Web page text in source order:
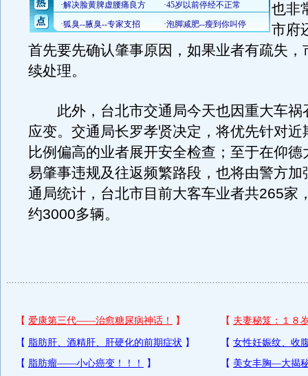
也非
市府
首先要先确认肇事原因，如果业者有疏失，
续处理。
此外，台北市交通局今天也因重大车祸
应变。交通局长罗孝贤决定，将优先针对近
比例偏高的业者展开安全检查；至于在仰德
易肇事违规及往返频繁路段，也将由警方加
通局统计，台北市目前大客车业者共265家
约3000多辆。